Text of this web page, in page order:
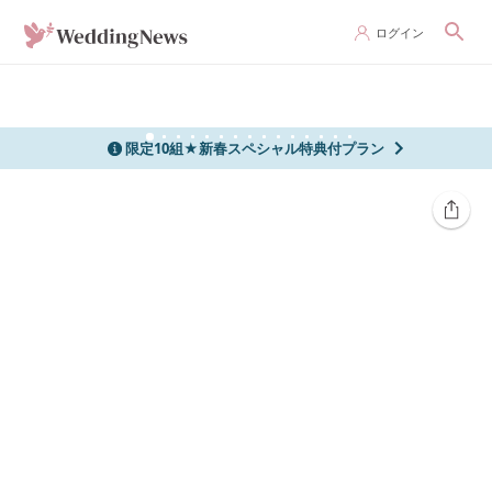
ログイン
限定10組★新春スペシャル特典付プラン